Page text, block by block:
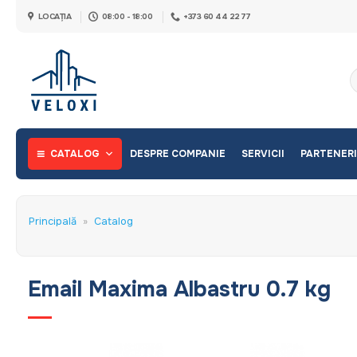
LOCAȚIA 08:00 - 18:00 +373 60 44 22 77
CATALOG DESPRE COMPANIE SERVICII PARTENERI
Principală » Catalog
Email Maxima Albastru 0.7 kg